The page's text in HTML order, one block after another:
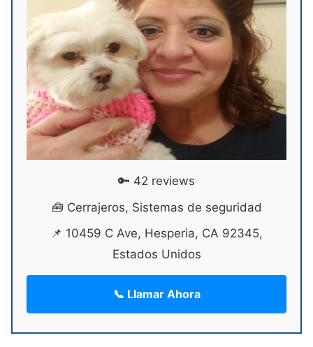
🔑 42 reviews
🧰 Cerrajeros, Sistemas de seguridad
📌 10459 C Ave, Hesperia, CA 92345,
Estados Unidos
📞 Llamar Ahora